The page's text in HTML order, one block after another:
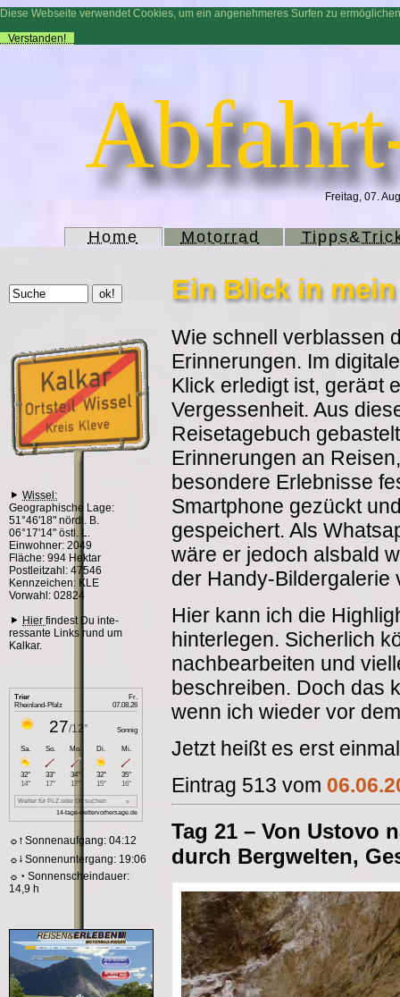
Diese Webseite verwendet Cookies, um ein angenehmeres Surfen zu
Verstanden!
Freitag, 07.
Home Motorrad
Wissel:
Geographische Lage:
51°46'18" nördl. B.
06°17'14" östl. L.
Einwohner: 2049
Fläche: 994 Hektar
Postleitzahl: 47546
Kennzeichen: KLE
Vorwahl: 02824
Hier findest Du inte-
ressante Links rund um
Kalkar.
☼⭫ Sonnenaufgang: 04:12
☼⭭ Sonnenuntergang: 19:06
☼◔ Sonnenscheindauer:
14,9 h
Ein Blick in
Wie schnell verblassen
Erinnerungen. Im
Klick erledigt ist, gerä¤t
Vergessenheit. Aus
Reisetagebuch
Erinnerungen an
besondere Erlebnisse
Smartphone gezückt
gespeichert. Als
wäre er jedoch alsbald
der Handy-Bildergalerie
Hier kann ich die
hinterlegen. Sicherlich
nachbearbeiten und
beschreiben. Doch das
wenn ich wieder vor
Jetzt heißt es erst
Eintrag 513 vom
Tag 21 – Von Ustovo
durch Bergwelten,